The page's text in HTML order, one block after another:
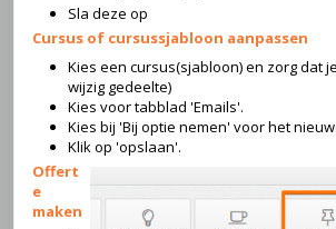
Sla deze op
Cursus of cursussjabloon aanpassen
Kies een cursus(sjabloon) en zorg dat
wijzig gedeelte)
Kies voor tabblad 'Emails'.
Kies bij 'Bij optie nemen' voor het
Klik op 'opslaan'.
Offert
e
maken